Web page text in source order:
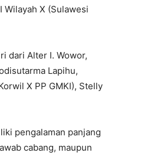
Wilayah X (Sulawesi
dari Alter I. Wowor,
Lapihu,
X PP GMKI), Stelly
pengalaman panjang
cabang, maupun